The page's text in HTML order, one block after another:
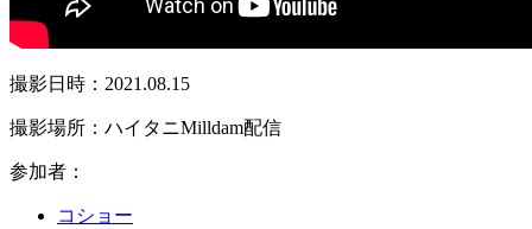
撮影日時：2021.08.15
撮影場所：ハイタニMilldam配信
参加者：
コショー